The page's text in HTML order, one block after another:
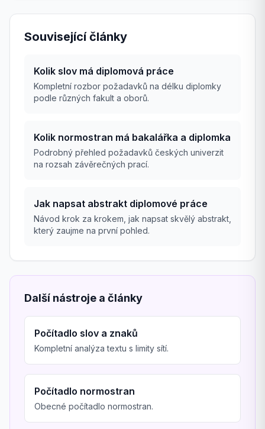
Související články
Kolik slov má diplomová práce
Kompletní rozbor požadavků na délku diplomky
podle různých fakult a oborů.
Kolik normostran má bakalářka a diplomka
Podrobný přehled požadavků českých univerzit
na rozsah závěrečných prací.
Jak napsat abstrakt diplomové práce
Návod krok za krokem, jak napsat skvělý abstrakt,
který zaujme na první pohled.
Další nástroje a články
Počítadlo slov a znaků
Kompletní analýza textu s limity sítí.
Počítadlo normostran
Obecné počítadlo normostran.